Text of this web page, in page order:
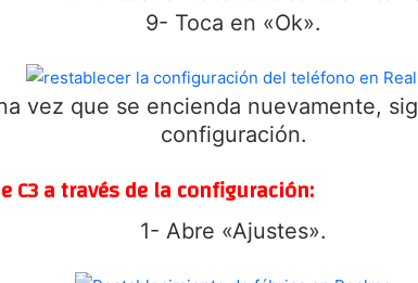
9- Toca en «Ok».
vez que se encienda nuevamente,
configuración.
C3 a través de la configuración:
1- Abre «Ajustes».